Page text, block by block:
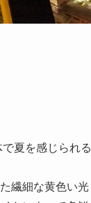
夏を感じられる
繊細な黄色い光